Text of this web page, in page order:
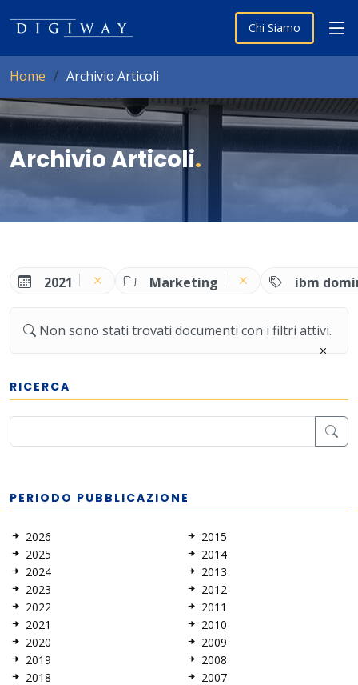
Chi Siamo
Home Archivio Articoli
Archivio Articoli.
2021 Marketing ibm
Non sono stati trovati documenti con i filtri attivi.
RICERCA
PERIODO PUBBLICAZIONE
2026
2025
2024
2023
2022
2021
2020
2019
2018
2015
2014
2013
2012
2011
2010
2009
2008
2007